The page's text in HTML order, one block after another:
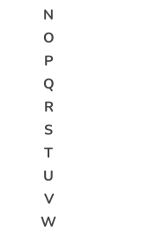
N
O
P
Q
R
S
T
U
V
W